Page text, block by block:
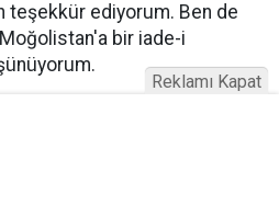
teşekkür ediyorum. Ben de
bir iade-i
Reklamı Kapat